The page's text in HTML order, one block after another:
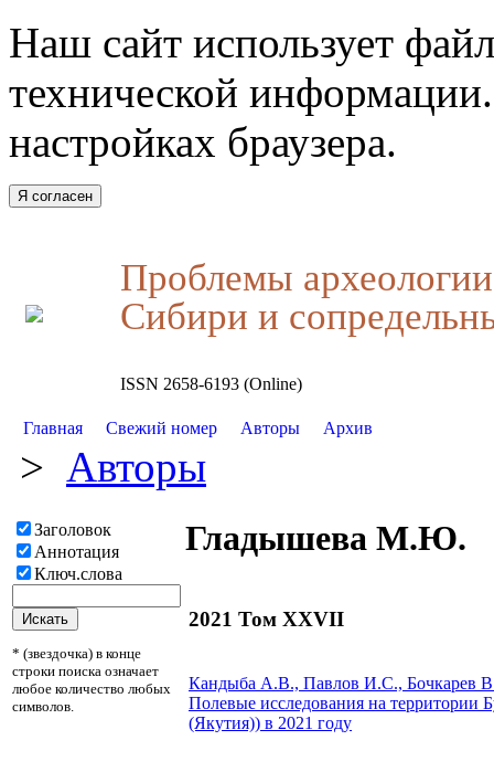
Наш сайт использует
технической
настройках браузера.
Я согласен
Проблемы
Сибири и
ISSN 2658-6193 (Online)
Главная Свежий номер Авторы Архив
> Авторы
Заголовок
Аннотация
Ключ.слова
* (звездочка) в конце
строки поиска означает
любое количество любых
символов.
Гладышева М.Ю.
2021 Том XXVII
Кандыба А.В., Павлов И.С., Бочкарев
Полевые исследования на территории
(Якутия)) в 2021 году